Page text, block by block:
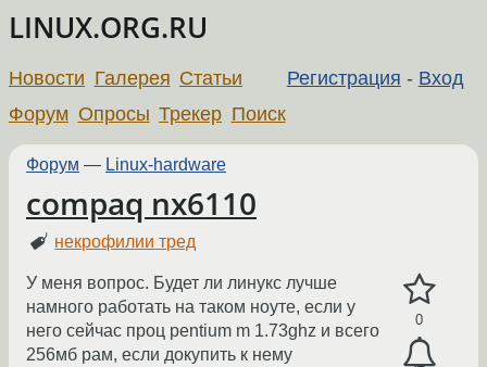
LINUX.ORG.RU
Регистрация - Вход
Новости Галерея Статьи
Форум Опросы Трекер Поиск
Форум — Linux-hardware
compaq nx6110
некрофилии тред
0
У меня вопрос. Будет ли линукс лучше
намного работать на таком ноуте, если у
него сейчас проц pentium m 1.73ghz и всего
256мб рам, если докупить к нему